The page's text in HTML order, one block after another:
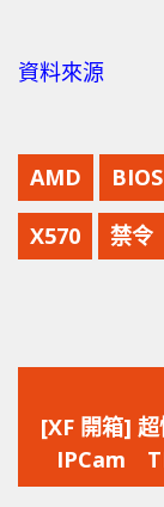
資料來源
AMD BIOS
X570 禁令
一
篇
文
[XF 開箱]
IPCam
KASA Cam